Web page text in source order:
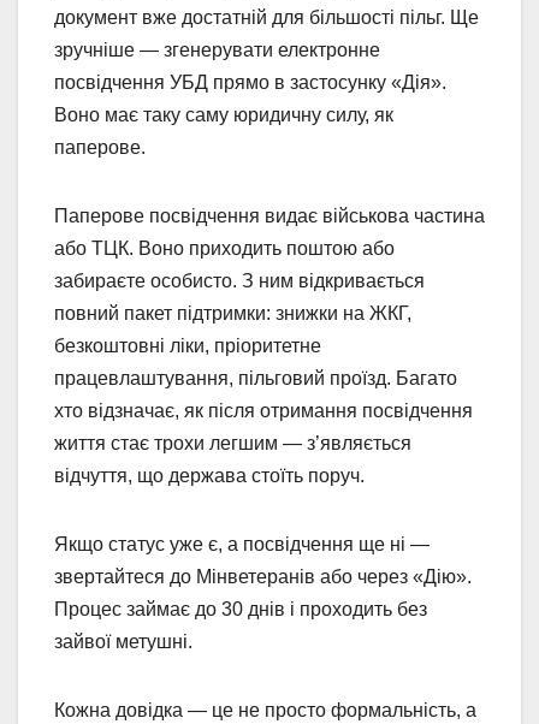
документ вже достатній для більшості пільг. Ще
зручніше — згенерувати електронне
посвідчення УБД прямо в застосунку «Дія».
Воно має таку саму юридичну силу, як
паперове.
Паперове посвідчення видає військова частина
або ТЦК. Воно приходить поштою або
забираєте особисто. З ним відкривається
повний пакет підтримки: знижки на ЖКГ,
безкоштовні ліки, пріоритетне
працевлаштування, пільговий проїзд. Багато
хто відзначає, як після отримання посвідчення
життя стає трохи легшим — з’являється
відчуття, що держава стоїть поруч.
Якщо статус уже є, а посвідчення ще ні —
звертайтеся до Мінветеранів або через «Дію».
Процес займає до 30 днів і проходить без
зайвої метушні.
Кожна довідка — це не просто формальність, а